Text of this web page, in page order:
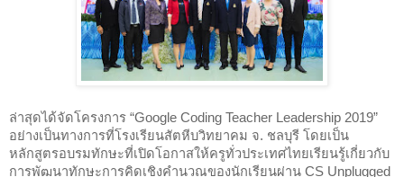
ล่าสุดได้จัดโครงการ “Google Coding Teacher Leadership 2019”
อย่างเป็นทางการที่โรงเรียนสัตหีบวิทยาคม จ. ชลบุรี โดยเป็น
หลักสูตรอบรมทักษะที่เปิดโอกาสให้ครูทั่วประเทศไทยเรียนรู้เกี่ยวกับ
การพัฒนาทักษะการคิดเชิงคำนวณของนักเรียนผ่าน CS Unplugged